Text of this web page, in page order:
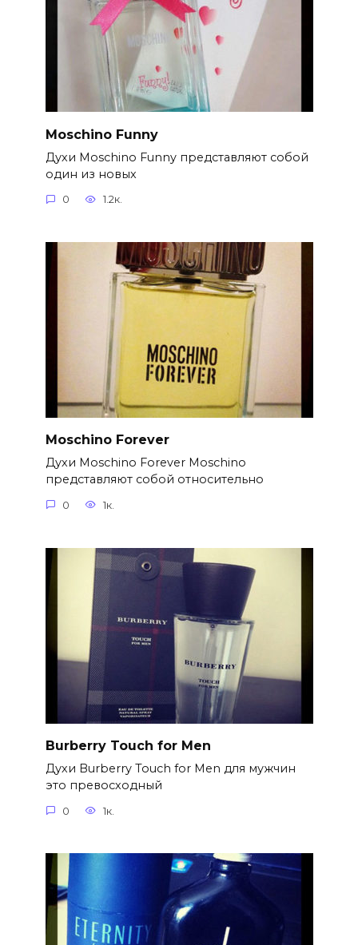
Moschino Funny
Духи Moschino Funny представляют собой
один из новых
0 1.2к.
Moschino Forever
Духи Moschino Forever Moschino
представляют собой относительно
0 1к.
Burberry Touch for Men
Духи Burberry Touch for Men для мужчин
это превосходный
0 1к.